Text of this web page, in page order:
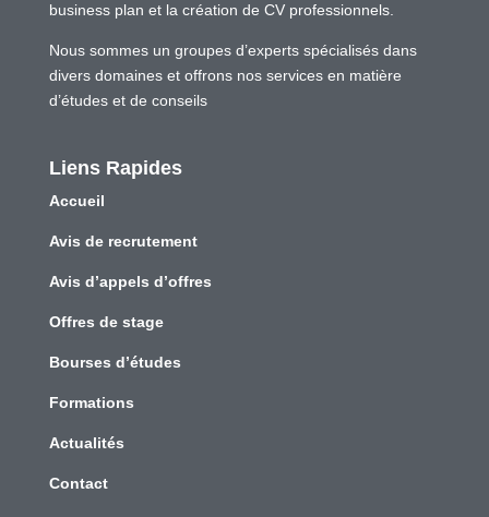
business plan et la création de CV professionnels.
Nous sommes un groupes d’experts spécialisés dans
divers domaines et offrons nos services en matière
d’études et de conseils
Liens Rapides
Accueil
Avis de recrutement
Avis d’appels d’offres
Offres de stage
Bourses d’études
Formations
Actualités
Contact